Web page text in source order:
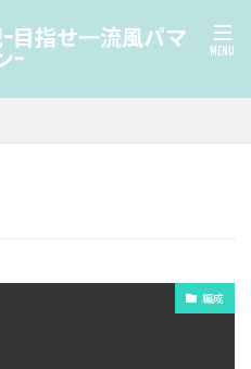
目指せ一流風パマ
-
編成